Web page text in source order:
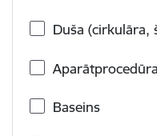
Duša (cirkulāra,
Baseins